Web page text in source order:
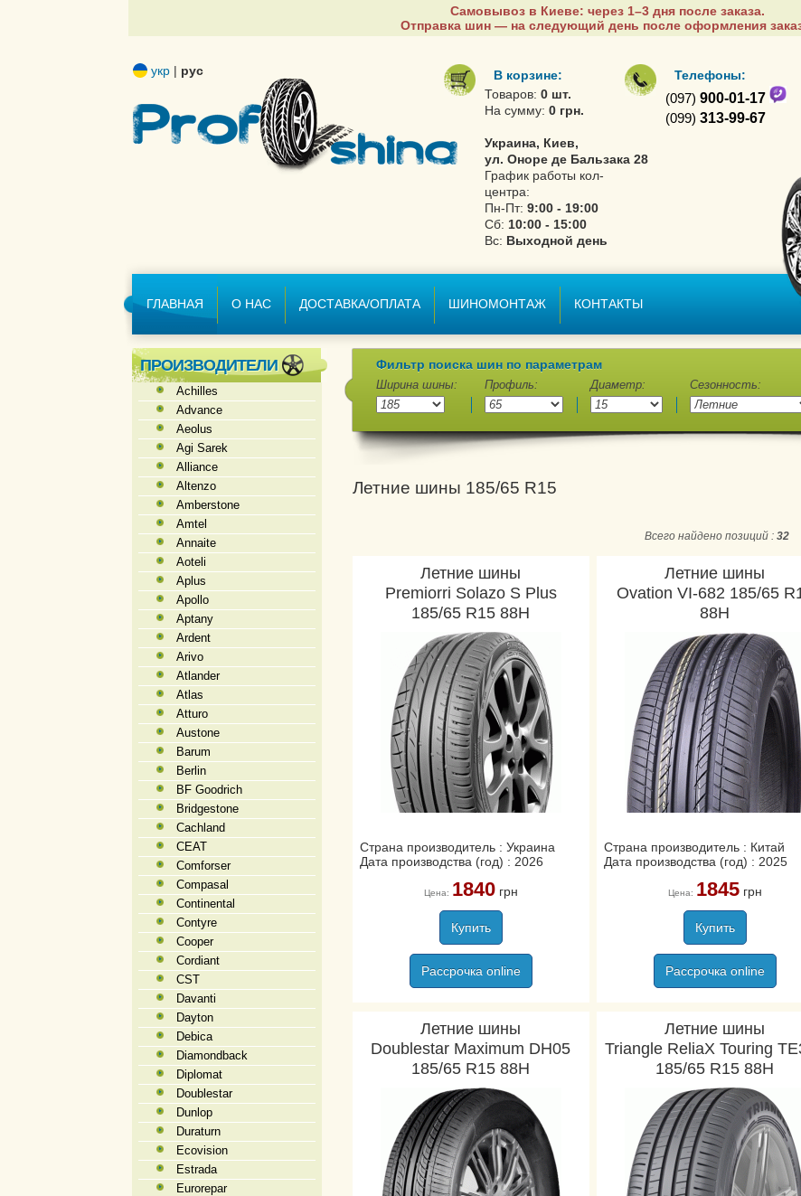
Самовывоз в Киеве: через 1–3 дня после заказа.
Отправка шин — на следующий день после оформления
укр | рус
В корзине:
Товаров: 0 шт.
На сумму: 0 грн.
Украина, Киев,
ул. Оноре де Бальзака 28
График работы кол-
центра:
Пн-Пт: 9:00 - 19:00
Сб: 10:00 - 15:00
Вс: Выходной день
Телефоны:
(097) 900-01-17
(099) 313-99-67
ГЛАВНАЯ О НАС ДОСТАВКА/ОПЛАТА ШИНОМОНТАЖ КОНТАКТЫ
ПРОИЗВОДИТЕЛИ
Achilles
Advance
Aeolus
Agi Sarek
Alliance
Altenzo
Amberstone
Amtel
Annaite
Aoteli
Aplus
Apollo
Aptany
Ardent
Arivo
Atlander
Atlas
Atturo
Austone
Barum
Berlin
BF Goodrich
Bridgestone
Cachland
CEAT
Comforser
Compasal
Continental
Contyre
Cooper
Cordiant
CST
Davanti
Dayton
Debica
Diamondback
Diplomat
Doublestar
Dunlop
Duraturn
Ecovision
Estrada
Eurorepar
Фильтр поиска шин по параметрам
Ширина шины: Профиль: Диаметр: Сезонность:
Летние шины 185/65 R15
Всего найдено позиций : 32
Летние шины
Premiorri Solazo S Plus
185/65 R15 88H
Страна производитель : Украина
Дата производства (год) : 2026
Цена: 1840грн
Купить
Рассрочка online
Летние шины
Ovation VI-682 185/65
88H
Страна производитель : Китай
Дата производства (год) : 2025
Цена: 1845грн
Купить
Рассрочка online
Летние шины
Doublestar Maximum DH05
185/65 R15 88H
Летние шины
Triangle ReliaX Touring
185/65 R15 88H